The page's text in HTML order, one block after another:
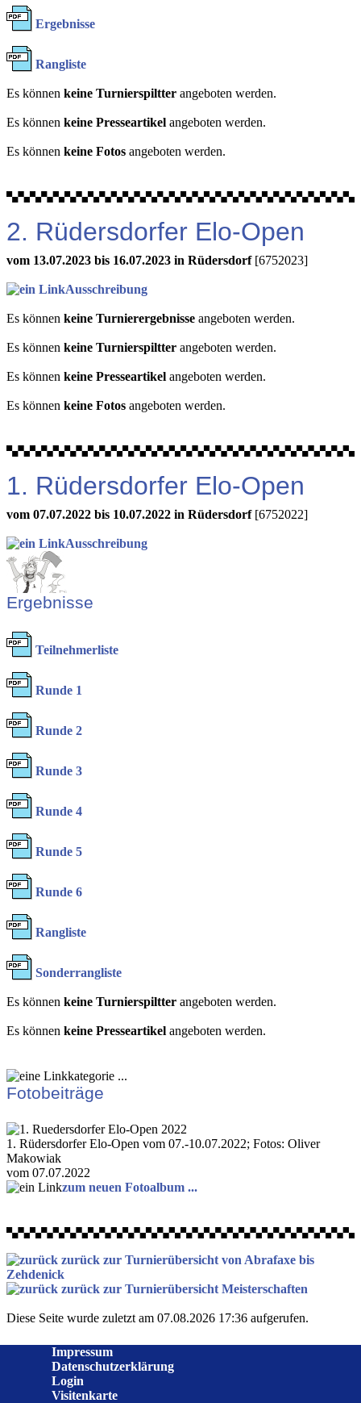
Ergebnisse
Rangliste
Es können keine Turnierspiltter angeboten werden.
Es können keine Presseartikel angeboten werden.
Es können keine Fotos angeboten werden.
2. Rüdersdorfer Elo-Open
vom 13.07.2023 bis 16.07.2023 in Rüdersdorf[6752023]
Ausschreibung
Es können keine Turnierergebnisse angeboten werden.
Es können keine Turnierspiltter angeboten werden.
Es können keine Presseartikel angeboten werden.
Es können keine Fotos angeboten werden.
1. Rüdersdorfer Elo-Open
vom 07.07.2022 bis 10.07.2022 in Rüdersdorf[6752022]
Ausschreibung
Ergebnisse
Teilnehmerliste
Runde 1
Runde 2
Runde 3
Runde 4
Runde 5
Runde 6
Rangliste
Sonderrangliste
Es können keine Turnierspiltter angeboten werden.
Es können keine Presseartikel angeboten werden.
Fotobeiträge
1. Rüdersdorfer Elo-Open vom 07.-10.07.2022; Fotos: Oliver
Makowiak
vom 07.07.2022
zum neuen Fotoalbum ...
zurück zur Turnierübersicht von Abrafaxe bis
Zehdenick
zurück zur Turnierübersicht Meisterschaften
Diese Seite wurde zuletzt am 07.08.2026 17:36 aufgerufen.
Impressum
Datenschutzerklärung
Login
Visitenkarte